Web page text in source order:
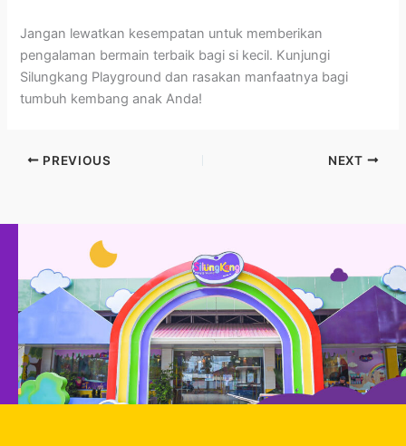
Jangan lewatkan kesempatan untuk memberikan
pengalaman bermain terbaik bagi si kecil. Kunjungi
Silungkang Playground dan rasakan manfaatnya bagi
tumbuh kembang anak Anda!
PREVIOUS NEXT